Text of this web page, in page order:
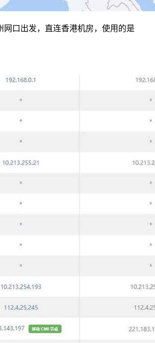
网口出发，直连香港机房，使用的是